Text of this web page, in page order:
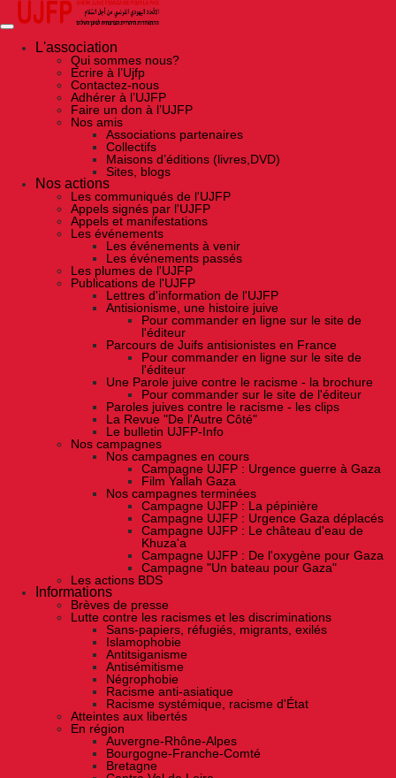
Skip
the
contentL'association
Qui sommes nous?
Ecrire à l’Ujfp
Contactez-nous
Adhérer à l’UJFP
Faire un don à l’UJFP
Nos amis
Associations partenaires
Collectifs
Maisons d’éditions (livres,DVD)
Sites, blogs
Nos actions
Les communiqués de l'UJFP
Appels signés par l'UJFP
Appels et manifestations
Les événements
Les événements à venir
Les événements passés
Les plumes de l'UJFP
Publications de l'UJFP
Lettres d'information de l'UJFP
Antisionisme, une histoire juive
Pour commander en ligne sur le site de
l'éditeur
Parcours de Juifs antisionistes en France
Pour commander en ligne sur le site de
l'éditeur
Une Parole juive contre le racisme - la brochure
Pour commander sur le site de l'éditeur
Paroles juives contre le racisme - les clips
La Revue "De l'Autre Côté"
Le bulletin UJFP-Info
Nos campagnes
Nos campagnes en cours
Campagne UJFP : Urgence guerre à Gaza
Film Yallah Gaza
Nos campagnes terminées
Campagne UJFP : La pépinière
Campagne UJFP : Urgence Gaza déplacés
Campagne UJFP : Le château d'eau de
Khuza'a
Campagne UJFP : De l'oxygène pour Gaza
Campagne "Un bateau pour Gaza"
Les actions BDS
Informations
Brèves de presse
Lutte contre les racismes et les discriminations
Sans-papiers, réfugiés, migrants, exilés
Islamophobie
Antitsiganisme
Antisémitisme
Négrophobie
Racisme anti-asiatique
Racisme systémique, racisme d'État
Atteintes aux libertés
En région
Auvergne-Rhône-Alpes
Bourgogne-Franche-Comté
Bretagne